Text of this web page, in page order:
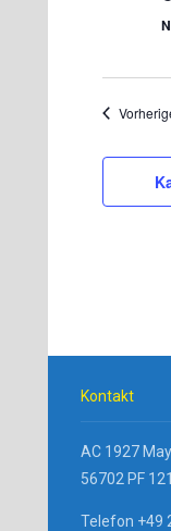
Kontakt
AC 1927
56702 PF
Telefon +49